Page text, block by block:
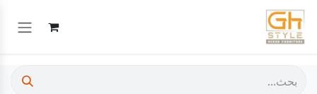
تخطي للذهاب إلى المحتوى